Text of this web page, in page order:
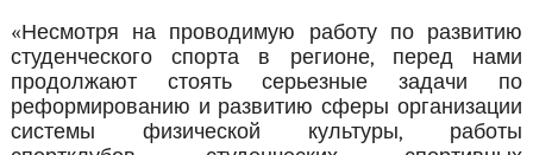
«Несмотря на проводимую работу по развитию
студенческого спорта в регионе, перед нами
продолжают стоять серьезные задачи по
реформированию и развитию сферы организации
системы физической культуры, работы